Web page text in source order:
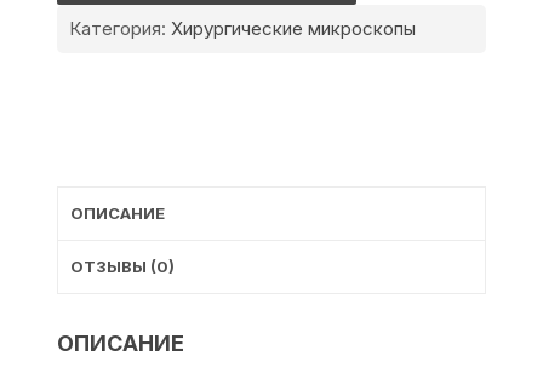
Категория: Хирургические микроскопы
ОПИСАНИЕ
ОТЗЫВЫ (0)
ОПИСАНИЕ